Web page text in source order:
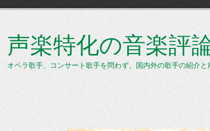
声楽特化の音楽評
オペラ歌手、コンサート歌手を問わず、国内外の歌手の紹介